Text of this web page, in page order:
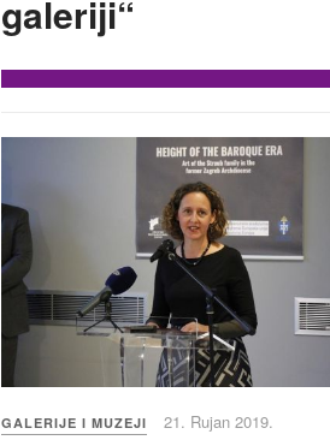
galeriji“
GALERIJE I MUZEJI 21. Rujan 2019.